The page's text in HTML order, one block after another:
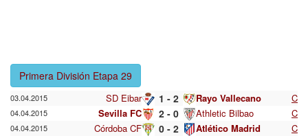
Primera División Etapa 29
03.04.2015 SD Eibar 1 - 2 Rayo Vallecano C
04.04.2015 Sevilla FC 2 - 0 Athletic Bilbao C
04.04.2015 Córdoba CF 0 - 2 Atlético Madrid C